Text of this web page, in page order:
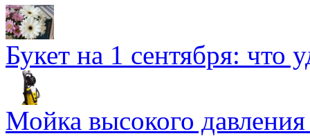
Букет на 1 сентября: что
Мойка высокого